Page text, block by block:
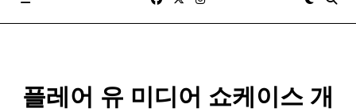
플레어 유 미디어 쇼케이스 개